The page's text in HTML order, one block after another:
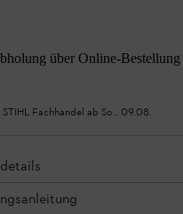
über Online-
STIHL Fachhandel ab So., 09.08.